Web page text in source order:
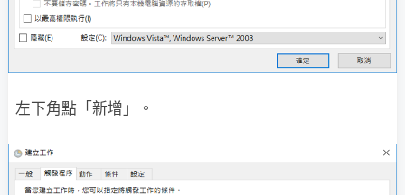
左下角點「新增」。